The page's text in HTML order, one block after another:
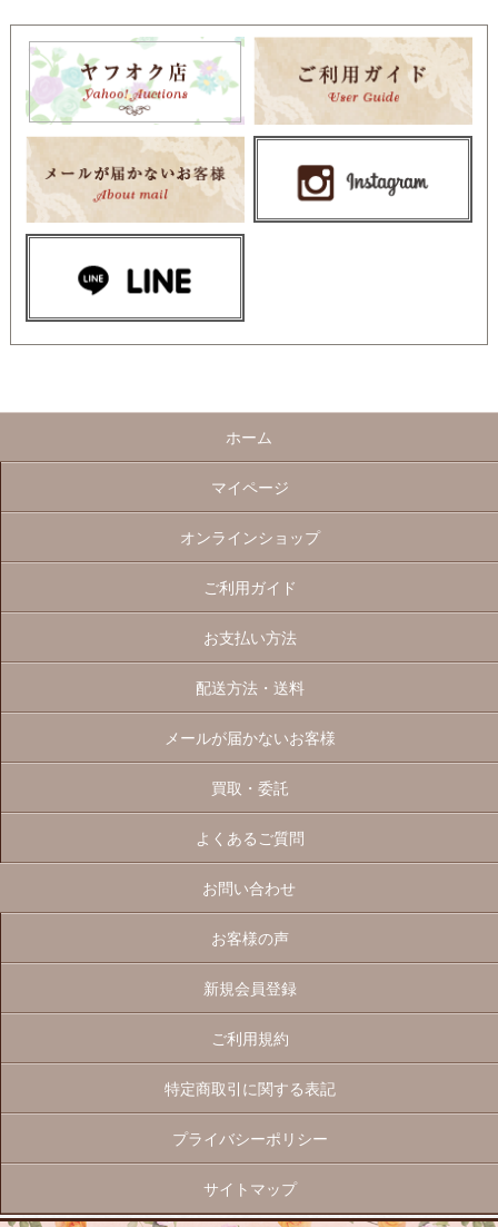
ホーム
マイページ
オンラインショップ
ご利用ガイド
お支払い方法
配送方法・送料
メールが届かないお客様
買取・委託
よくあるご質問
お問い合わせ
お客様の声
新規会員登録
ご利用規約
特定商取引に関する表記
プライバシーポリシー
サイトマップ